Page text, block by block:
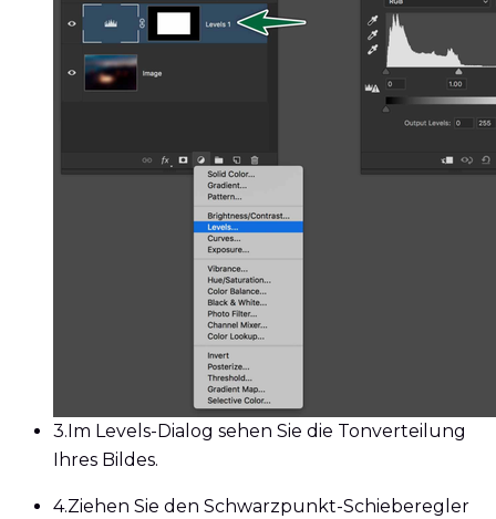
3.Im Levels-Dialog sehen Sie die Tonverteilung
Ihres Bildes.
4.Ziehen Sie den Schwarzpunkt-Schieberegler